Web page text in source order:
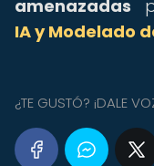
amenazadas
IA y Modelado
¿TE GUSTÓ? ¡DALE